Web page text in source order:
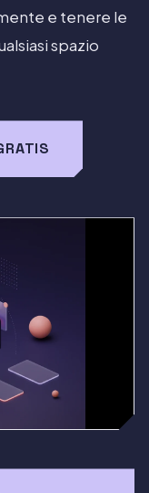
e tenere le
spazio